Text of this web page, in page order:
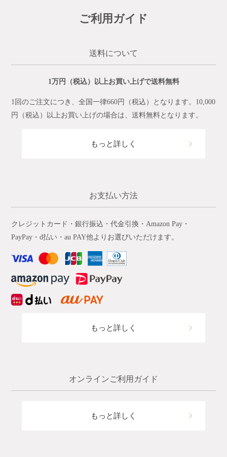
ご利用ガイド
送料について
1万円（税込）以上お買い上げで送料無料
1回のご注文につき、全国一律660円（税込）となります。10,000
円（税込）以上お買い上げの場合は、送料無料となります。
もっと詳しく
お支払い方法
クレジットカード・銀行振込・代金引換・Amazon Pay・
PayPay・d払い・au PAY他よりお選びいただけます。
もっと詳しく
オンラインご利用ガイド
もっと詳しく